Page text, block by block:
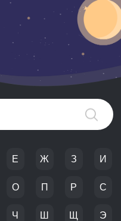
Е Ж З И
О П Р С
Ч Ш Щ Э